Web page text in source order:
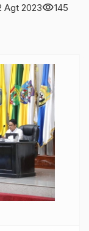
Agt 2023visibility145